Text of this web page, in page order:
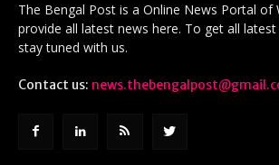
The Bengal Post is a Online News Portal of
provide all latest news here. To get all
stay tuned with us.
Contact us: